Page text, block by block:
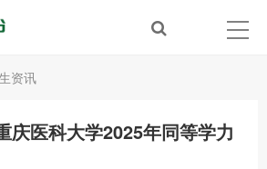
资讯
庆医科大学2025年同等学力